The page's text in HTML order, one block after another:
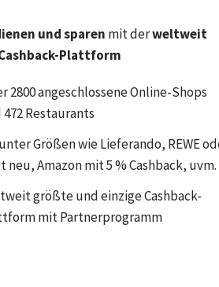
und sparen mit derweltweit
Plattform
2800 angeschlossene Online-Shops
472 Restaurants
Größen wie Lieferando, REWE
neu, Amazon mit 5 % Cashback, uvm.
größte und einzige Cashback-
mit Partnerprogramm